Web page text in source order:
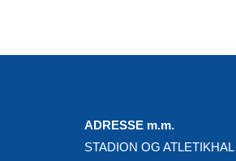
ADRESSE m.m.
STADION OG ATLETIKHAL